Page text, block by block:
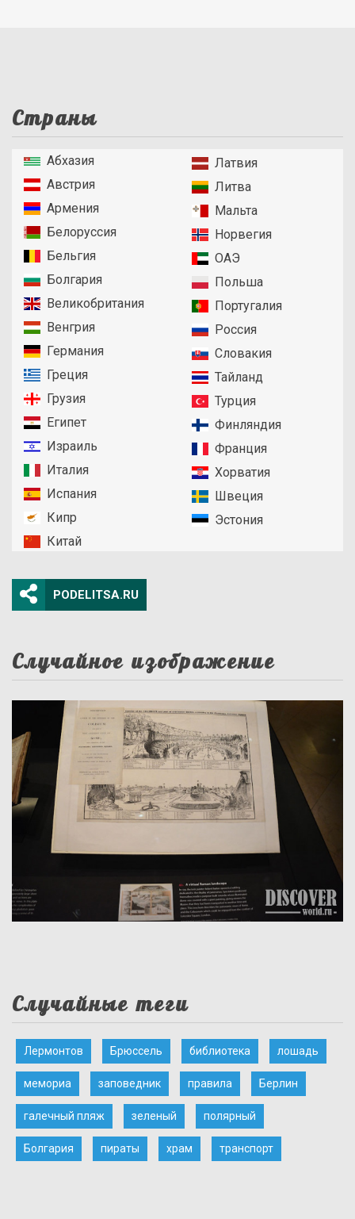
Страны
Абхазия
Австрия
Армения
Белоруссия
Бельгия
Болгария
Великобритания
Венгрия
Германия
Греция
Грузия
Египет
Израиль
Италия
Испания
Кипр
Китай
Латвия
Литва
Мальта
Норвегия
ОАЭ
Польша
Португалия
Россия
Словакия
Тайланд
Турция
Финляндия
Франция
Хорватия
Швеция
Эстония
PODELITSA.RU
Случайное изображение
Случайные теги
Лермонтов Брюссель библиотека лошадь
мемориа заповедник правила Берлин
галечный пляж зеленый полярный
Болгария пираты храм транспорт